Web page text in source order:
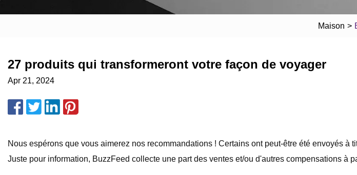
Maison >
27 produits qui transformeront votre façon de voyager
Apr 21, 2024
Nous espérons que vous aimerez nos recommandations ! Certains ont peut-être été envoyés
Juste pour information, BuzzFeed collecte une part des ventes et/ou d'autres compensations à